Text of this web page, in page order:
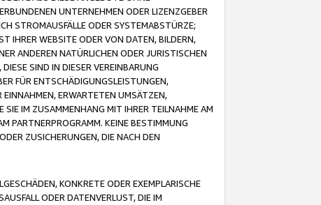
UNTERNEHMEN ODER LIZENZGEBER
STROMAUSFÄLLE ODER SYSTEMABSTÜRZE;
IHRER WEBSITE ODER VON DATEN, BILDERN,
ANDEREN NATÜRLICHEN ODER JURISTISCHEN
SIND IN DIESER VEREINBARUNG
FÜR ENTSCHÄDIGUNGSLEISTUNGEN,
ERWARTETEN UMSÄTZEN,
IM ZUSAMMENHANG MIT IHRER TEILNAHME AM
PARTNERPROGRAMM. KEINE BESTIMMUNG
ZUSICHERUNGEN, DIE NACH DEN
KONKRETE ODER EXEMPLARISCHE
ODER DATENVERLUST, DIE IM